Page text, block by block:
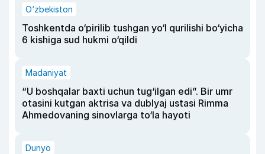
O‘zbekiston
Toshkentda o‘pirilib tushgan yo‘l qurilishi bo‘yicha
6 kishiga sud hukmi o‘qildi
Madaniyat
“U boshqalar baxti uchun tug‘ilgan edi”. Bir umr
otasini kutgan aktrisa va dublyaj ustasi Rimma
Ahmedovaning sinovlarga to‘la hayoti
Dunyo